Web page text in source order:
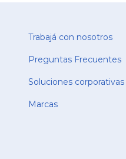
Trabajá con nosotros
Preguntas Frecuentes
Soluciones corporativas
Marcas